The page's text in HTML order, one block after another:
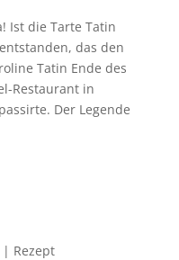
Ist die Tarte Tatin
das den
Tatin Ende des
Restaurant in
Der Legende
Rezept